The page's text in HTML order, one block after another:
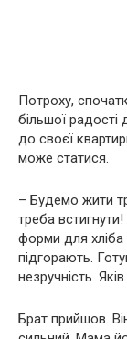
Потроху,
більшої радості
до своєї
може статися.
– Будемо жити
треба
форми для хліба
підгорають.
незручність.
Брат прийшов.